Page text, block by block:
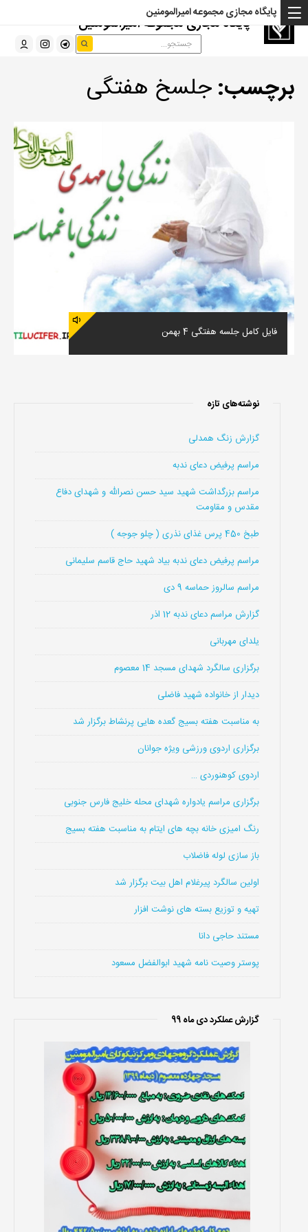
پایگاه مجازی مجموعه امیرالمومنین
پایگاه مجازی مجموعه امیرالمومنین
برچسب:جلسخ هفتگی
فایل کامل جلسه هفتگی 4 بهمن
نوشته‌های تازه
گزارش زنگ همدلی
مراسم پرفیض دعای ندبه
مراسم بزرگداشت شهید سید حسن نصرالله و شهدای دفاع
مقدس و مقاومت
طبخ 450 پرس غذای نذری ( چلو جوجه )
مراسم پرفیض دعای ندبه بیاد شهید حاج قاسم سلیمانی
مراسم سالروز حماسه 9 دی
گزارش مراسم دعای ندبه 12 اذر
یلدای مهربانی
برگزاری سالگرد شهدای مسجد 14 معصوم
دیدار از خانواده شهید فاضلی
به مناسبت هفته بسیج گعده هایی پرنشاط برگزار شد
برگزاری اردوی ورزشی ویژه جوانان
اردوی کوهنوردی …
برگزاری مراسم یادواره شهدای محله خلیج فارس جنوبی
رنگ امیزی خانه بچه های ایتام به مناسبت هفته بسیج
باز سازی لوله فاضلاب
اولین سالگرد پیرغلام اهل بیت برگزار شد
تهیه و توزیع بسته های نوشت افزار
مستند حاجی دانا
پوستر وصیت نامه شهید ابوالفضل مسعود
گزارش عملکرد دی ماه 99